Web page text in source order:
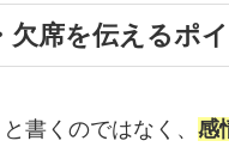
欠席を伝えるポ
書くのではなく、 感